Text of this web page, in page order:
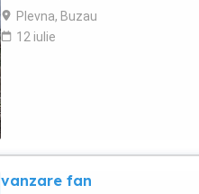
Plevna, Buzau
12 iulie
vanzare fan